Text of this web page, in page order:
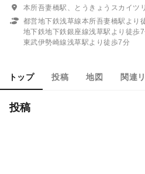
本所吾妻橋駅、とうきょうスカイツ
都営地下鉄浅草線本所吾妻橋駅より
地下鉄地下鉄銀座線浅草駅より徒歩
東武伊勢崎線浅草駅より徒歩7分
トップ 投稿 地図 関連
投稿